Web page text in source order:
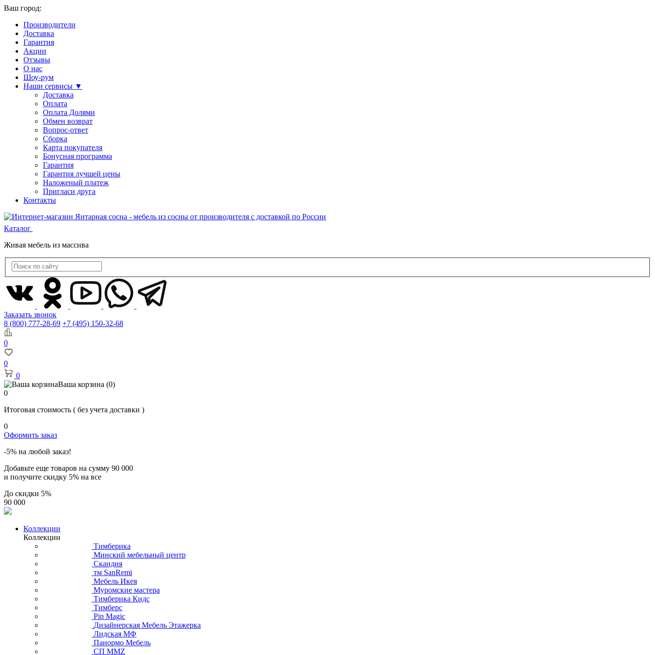
Ваш город:
Производители
Доставка
Гарантия
Акции
Отзывы
О нас
Шоу-рум
Наши сервисы ▼
Доставка
Оплата
Оплата Долями
Обмен возврат
Вопрос-ответ
Сборка
Карта покупателя
Бонусная программа
Гарантия
Гарантия лучшей цены
Наложеный платеж
Пригласи друга
Контакты
Каталог
Живая мебель из массива
Заказать звонок
8 (800) 777-28-69 +7 (495) 150-32-68
0
0
0
Ваша корзина (0)
0
Итоговая стоимость ( без учета доставки )
0
Оформить заказ
-5% на любой заказ!
Добавьте еще товаров на сумму 90 000
и получите скидку 5% на все
До скидки 5%
90 000
Коллекции
Коллекции
Тимберика
Минский мебельный центр
Скандия
тм SanRemi
Мебель Икея
Муромские мастера
Тимберика Кидс
Тимберс
Pin Magic
Дизайнерская Мебель Этажерка
Лидская МФ
Панормо Мебель
СП ММZ